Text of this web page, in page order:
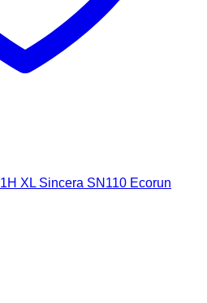
XL Sincera SN110 Ecorun